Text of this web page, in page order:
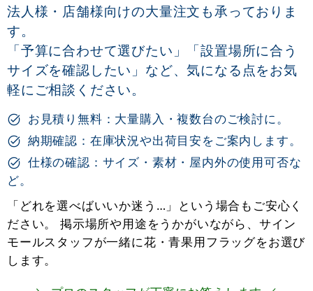
法人様・店舗様向けの大量注文も承っておりま
す。
「予算に合わせて選びたい」「設置場所に合う
サイズを確認したい」など、気になる点をお気
軽にご相談ください。
お見積り無料：大量購入・複数台のご検討に。
納期確認：在庫状況や出荷目安をご案内します。
仕様の確認：サイズ・素材・屋内外の使用可否な
ど。
「どれを選べばいいか迷う…」という場合もご安心く
ださい。 掲示場所や用途をうかがいながら、サイン
モールスタッフが一緒に花・青果用フラッグをお選び
します。